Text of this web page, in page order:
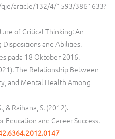
article/132/4/1593/3861633?
of Critical Thinking: An
and Abilities.
pada 18 Oktober 2016.
The Relationship Between
and Mental Health Among
& Raihana, S. (2012).
Education and Career Success.